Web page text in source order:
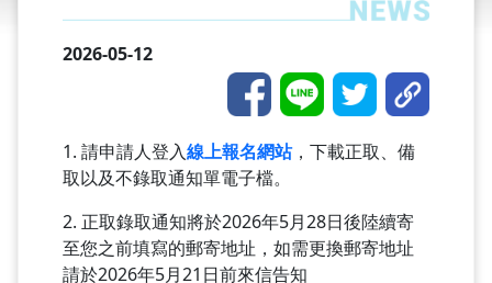
2026-05-12
1. 請申請人登入線上報名網站，下載正取、備
取以及不錄取通知單電子檔。
2. 正取錄取通知將於2026年5月28日後陸續寄
至您之前填寫的郵寄地址，如需更換郵寄地址
請於2026年5月21日前來信告知